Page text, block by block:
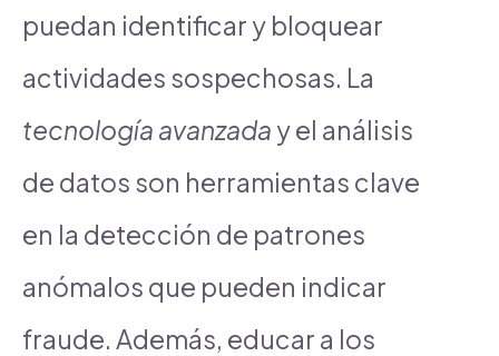
puedan identificar y bloquear
actividades sospechosas. La
tecnología avanzada y el análisis
de datos son herramientas clave
en la detección de patrones
anómalos que pueden indicar
fraude. Además, educar a los